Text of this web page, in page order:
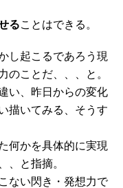
ることはできる。
し起こるであろう現
のことだ、、、と。
い、昨日からの変化
描いてみる、そうす
何かを具体的に実現
、と指摘。
ない閃き・発想力で